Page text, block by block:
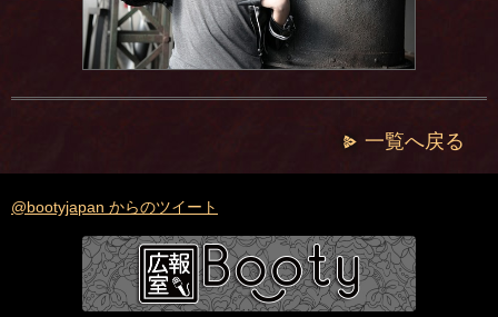
一覧へ戻る
@bootyjapan からのツイート